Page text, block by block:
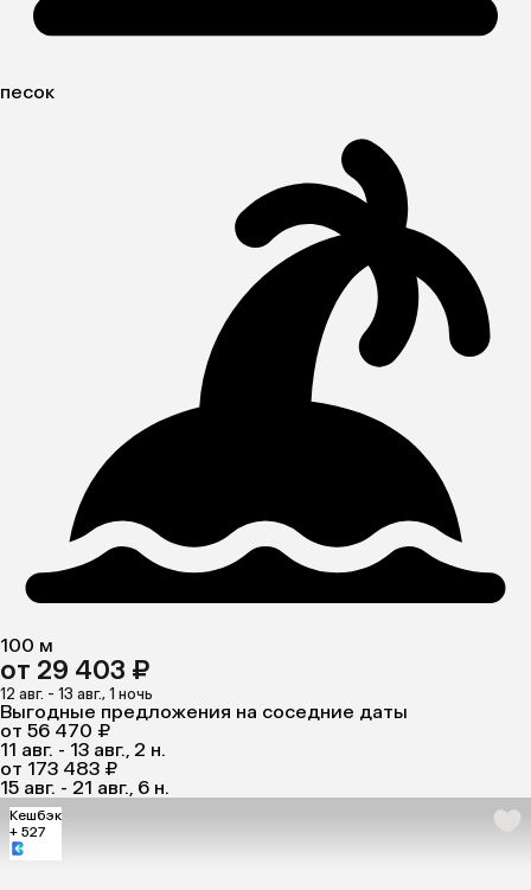
песок
100 м
от 29 403 ₽
12 авг. - 13 авг., 1 ночь
Выгодные предложения на соседние даты
от 56 470 ₽
11 авг. - 13 авг., 2 н.
от 173 483 ₽
15 авг. - 21 авг., 6 н.
Кешбэк
+ 527